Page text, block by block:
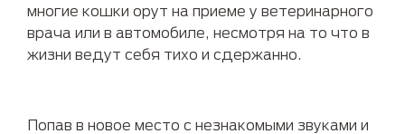
многие кошки орут на приеме у ветеринарного
врача или в автомобиле, несмотря на то что в
жизни ведут себя тихо и сдержанно.
Попав в новое место с незнакомыми звуками и